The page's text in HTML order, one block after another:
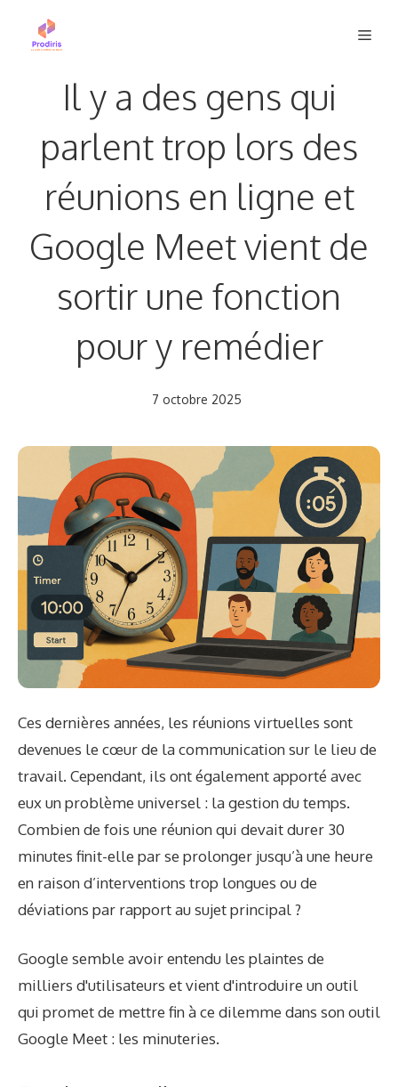
Il y a des gens qui
parlent trop lors des
réunions en ligne et
Google Meet vient de
sortir une fonction
pour y remédier
7 octobre 2025
Ces dernières années, les réunions virtuelles sont
devenues le cœur de la communication sur le lieu de
travail. Cependant, ils ont également apporté avec
eux un problème universel : la gestion du temps.
Combien de fois une réunion qui devait durer 30
minutes finit-elle par se prolonger jusqu’à une heure
en raison d’interventions trop longues ou de
déviations par rapport au sujet principal ?
Google semble avoir entendu les plaintes de
milliers d'utilisateurs et vient d'introduire un outil
qui promet de mettre fin à ce dilemme dans son outil
Google Meet : les minuteries.